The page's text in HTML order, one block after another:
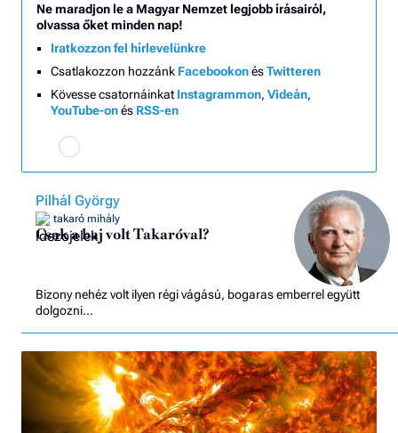
Ne maradjon le a Magyar Nemzet legjobb írásairól,
olvassa őket minden nap!
Iratkozzon fel hírlevelünkre
Csatlakozzon hozzánk FacebookonésTwitteren
Kövesse csatornáinkat Instagrammon, Videán,
YouTube-onés RSS-en
Pilhál György
takaró mihály
Csak a baj volt Takaróval?
Bizony nehéz volt ilyen régi vágású, bogaras emberrel együtt
dolgozni…